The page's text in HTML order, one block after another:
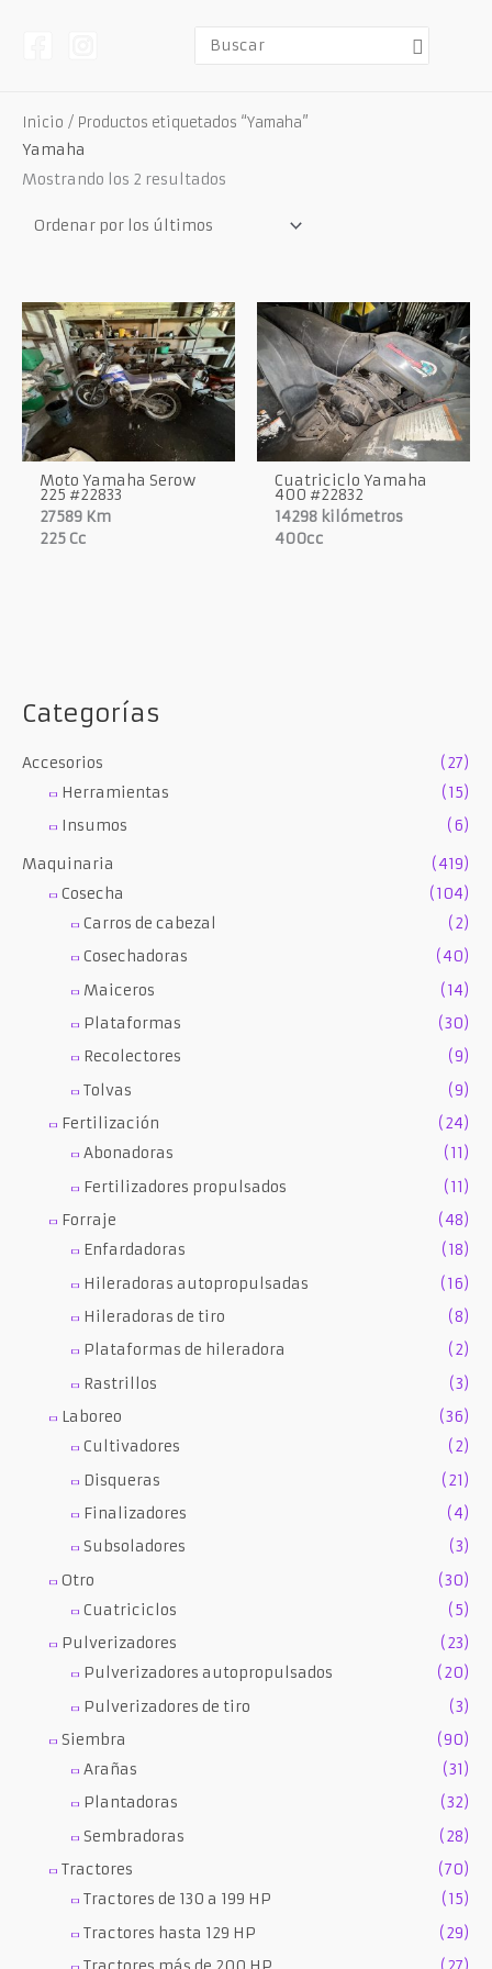
Buscar
por:
Categorías
Accesorios
(27)
Herramientas
(15)
Insumos
(6)
Maquinaria
(419)
Cosecha
(104)
Carros de cabezal
(2)
Cosechadoras
(40)
Maiceros
(14)
Plataformas
(30)
Recolectores
(9)
Tolvas
(9)
Fertilización
(24)
Abonadoras
(11)
Fertilizadores propulsados
(11)
Forraje
(48)
Enfardadoras
(18)
Hileradoras autopropulsadas
(16)
Hileradoras de tiro
(8)
Plataformas de hileradora
(2)
Rastrillos
(3)
Laboreo
(36)
Cultivadores
(2)
Disqueras
(21)
Finalizadores
(4)
Subsoladores
(3)
Otro
(30)
Cuatriciclos
(5)
Pulverizadores
(23)
Pulverizadores autopropulsados
(20)
Pulverizadores de tiro
(3)
Siembra
(90)
Arañas
(31)
Plantadoras
(32)
Sembradoras
(28)
Tractores
(70)
Tractores de 130 a 199 HP
(15)
Tractores hasta 129 HP
(29)
Inicio / Productos etiquetados “Yamaha”
Yamaha
Mostrando los 2 resultados
Moto Yamaha Serow
225 #22833
27589 Km
225 Cc
Cuatriciclo Yamaha
400 #22832
14298 kilómetros
400cc